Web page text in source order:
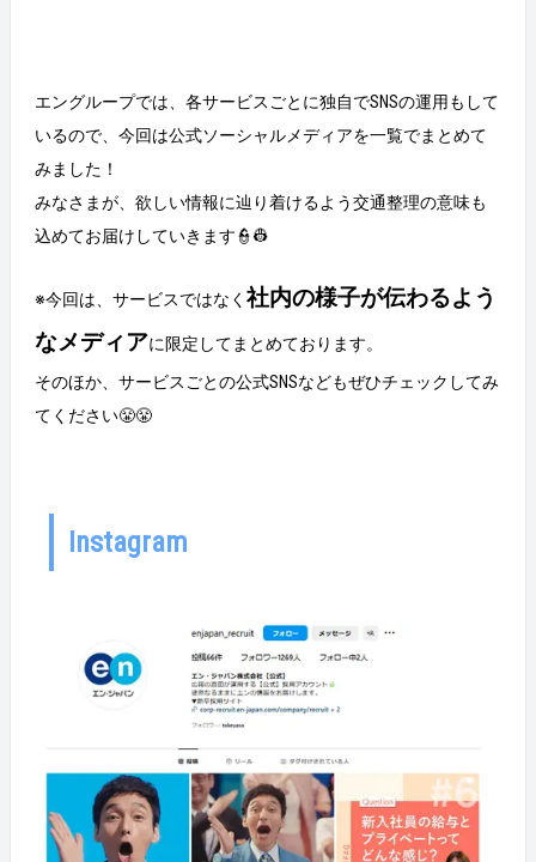
崎さんのプロフィール 入社：2022年4月（新卒入社）
出身：埼玉県川口市 ＜趣味＞ ＊美味しい居酒屋・ラ
す ＊フェス…邦ロック大好き ＊服…青と緑の服ばっか
り集める習性アリ フェス以外にも、社内の友人と毎年
スノボに行ったり、かなりアクティブな印象です⛄❄
＜周りが想う「澤崎さん」とは＞ 明るい、おしゃべ
ルバイトはニトリ。 オーダーカーテンの担当をしてい
く、その人やその家庭に合ったものを提案してあげら
れることがやりがいだったそう。 これは、『エン転
職』コンサルティングセールスとしても非常に大切な
マインドですね＾＾ 当時から、ここが澤崎さんの強み
らインターン行ってみな！」と言ってもらって参加し
たのがきっかけです！ Q：他に受けていた会社と比較
「自分の言葉」を売れる仕事だと思ったから。 もうひ
とつは、頑張りたい！やりたい！を全力で応援し合え
る環境がありそうだったからです。 Q:入社前に、エン
にどんなことを期待していた？ A：「仕事を楽しいと
思える環境」と「ただサービスを売って終わりではな
く、その後の支援や関係構築もできる環境」があるこ
とです！ Q：入社前に不安だったことはある？ A：ア
ルバイトが基本的に反響型の販売職だったため、架電
や商談を通して自分から新規の営業ができるのかすご
く不安でした… &nbsp; 実際に入社してみて Q:入ってみ
エングループでは、各サービスごとに独自でSNSの運用もして
いるので、今回は公式ソーシャルメディアを一覧でまとめて
みました！
みなさまが、欲しい情報に辿り着けるよう交通整理の意味も
込めてお届けしていきます👮👷
※今回は、サービスではなく 社内の様子が伝わるよう
なメディアに限定してまとめております。
そのほか、サービスごとの公式SNSなどもぜひチェックしてみ
てください😤😤
Instagram